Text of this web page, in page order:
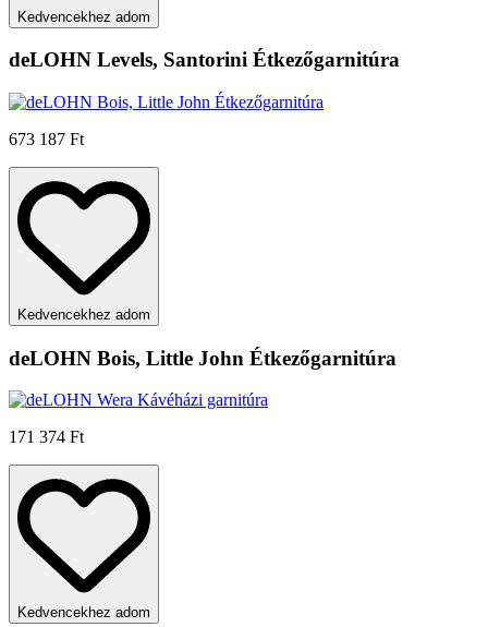
Kedvencekhez adom
deLOHN Levels, Santorini Étkezőgarnitúra
673 187 Ft
Kedvencekhez adom
deLOHN Bois, Little John Étkezőgarnitúra
171 374 Ft
Kedvencekhez adom